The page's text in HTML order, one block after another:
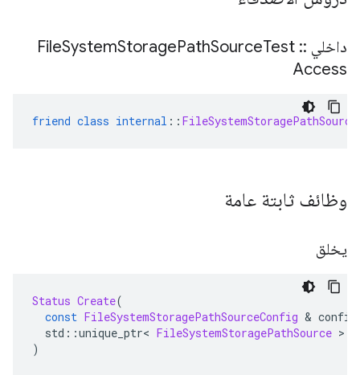
داخلي ::
SystemStoragePathSourceTest
Access
friend class internal ::
وظائف ثابتة عامة
يخلق
Status Create(
const FileSystemStoragePathSourceConfig & config
std ::unique_ptr< FileSystemStoragePathSource >
)